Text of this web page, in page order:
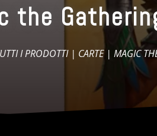
the
I PRODOTTI| CARTE| MAGIC